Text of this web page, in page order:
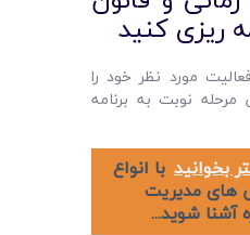
مورد نظر خود را
نوبت به برنامه
بخوانید با انواع
های مدیریت
آشنا شوید...